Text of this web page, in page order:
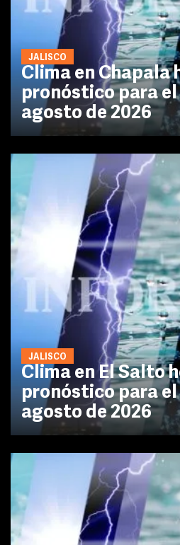
JALISCO
Clima en Chapala
pronóstico para
agosto de 2026
JALISCO
Clima en El Salto
pronóstico para
agosto de 2026